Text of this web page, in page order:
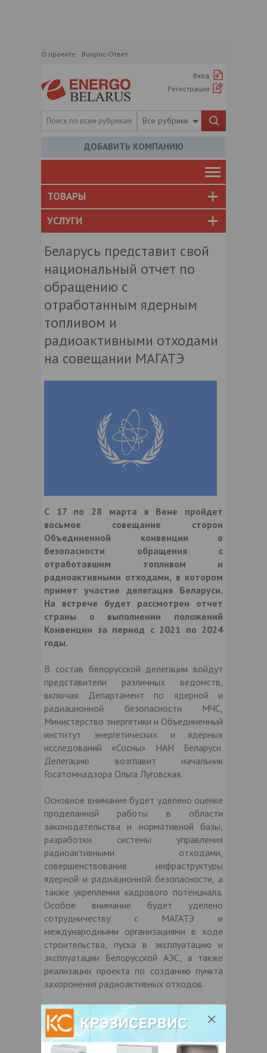
О проекте Вопрос-Ответ
Вход
Регистрация
Все рубрики
ДОБАВИТЬ КОМПАНИЮ
ТОВАРЫ
УСЛУГИ
Беларусь представит свой
национальный отчет по
обращению с
отработанным ядерным
топливом и
радиоактивными отходами
на совещании МАГАТЭ
С 17 по 28 марта в Вене пройдет
восьмое совещание сторон
Объединенной конвенции о
безопасности обращения с
отработавшим топливом и
радиоактивными отходами, в котором
примет участие делегация Беларуси.
На встрече будет рассмотрен отчет
страны о выполнении положений
Конвенции за период с 2021 по 2024
годы.
В состав белорусской делегации войдут
представители различных ведомств,
включая Департамент по ядерной и
радиационной безопасности МЧС,
Министерство энергетики и Объединенный
институт энергетических и ядерных
исследований «Сосны» НАН Беларуси.
Делегацию возглавит начальник
Госатомнадзора Ольга Луговская.
Основное внимание будет уделено оценке
проделанной работы в области
законодательства и нормативной базы,
разработки системы управления
радиоактивными отходами,
совершенствования инфраструктуры
ядерной и радиационной безопасности, а
также укрепления кадрового потенциала.
Особое внимание будет уделено
сотрудничеству с МАГАТЭ и
международными организациями в ходе
строительства, пуска в эксплуатацию и
эксплуатации Белорусской АЭС, а также
реализации проекта по созданию пункта
захоронения радиоактивных отходов.
Кроме того, белорусская делегация
представит достижения в рамках
выполнения обязательств по Конвенции,
расскажет о лучших практиках и ключевых